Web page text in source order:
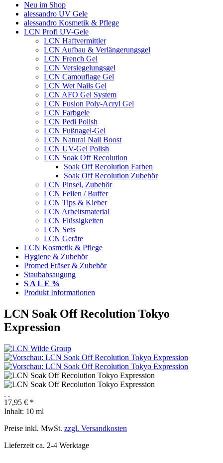
Neu im Shop
alessandro UV Gele
alessandro Kosmetik & Pflege
LCN Profi UV-Gele
LCN Haftvermittler
LCN Aufbau & Verlängerungsgel
LCN French Gel
LCN Versiegelungsgel
LCN Camouflage Gel
LCN Wet Nails Gel
LCN AFO Gel System
LCN Fusion Poly-Acryl Gel
LCN Farbgele
LCN Pedi Polish
LCN Fußnagel-Gel
LCN Natural Nail Boost
LCN UV-Gel Polish
LCN Soak Off Recolution
Soak Off Recolution Farben
Soak Off Recolution Zubehör
LCN Pinsel, Zubehör
LCN Feilen / Buffer
LCN Tips & Kleber
LCN Arbeitsmaterial
LCN Flüssigkeiten
LCN Sets
LCN Geräte
LCN Kosmetik & Pflege
Hygiene & Zubehör
Promed Fräser & Zubehör
Staubabsaugung
S A L E %
Produkt Informationen
LCN Soak Off Recolution Tokyo
Expression
17,95 € *
Inhalt: 10 ml
Preise inkl. MwSt. zzgl. Versandkosten
Lieferzeit ca. 2-4 Werktage